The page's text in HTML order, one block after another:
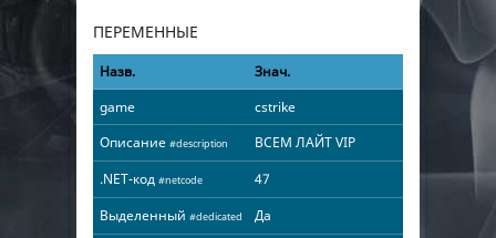
ПЕРЕМЕННЫЕ
Назв.
Знач.
game
cstrike
Описание #description
ВСЕМ ЛАЙТ VIP
.NET-код #netcode
47
Выделенный #dedicated
Да